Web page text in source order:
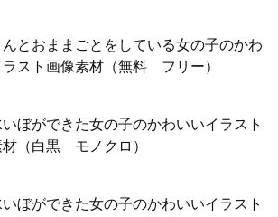
んとおままごとをしている女の子のかわ
ラスト画像素材（無料 フリー）
ぼができた女の子のかわいいイラスト
材（白黒 モノクロ）
ぼができた女の子のかわいいイラスト